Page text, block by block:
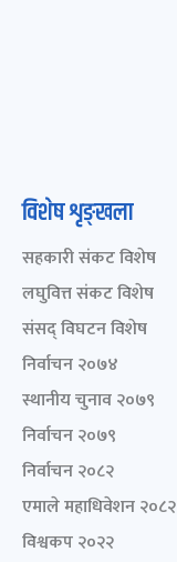
विशेष शृङ्खला
सहकारी संकट विशेष
लघुवित्त संकट विशेष
संसद् विघटन विशेष
निर्वाचन २०७४
स्थानीय चुनाव २०७९
निर्वाचन २०७९
निर्वाचन २०८२
एमाले महाधिवेशन २०८२
विश्वकप २०२२